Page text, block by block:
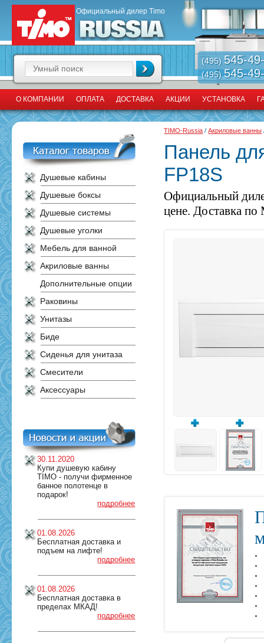
Официальный дилер Timo
(495) 545-
(495)545-
О КОМПАНИИ ОПЛАТА ДОСТАВКА АКЦИИ УСТАНОВКА
Душевые кабины
Душевые боксы
Душевые системы
Душевые уголки
Мебель для ванной
Акриловые ванны
Дополнительные опции
Раковины
Унитазы
Биде
Сиденья для унитаза
Смесители
Аксессуары
30.11.2020
Купи душевую кабину
TIMO - получи фирменное
банное полотенце в
подарок!
подробнее
01.08.2026
Бесплатная доставка и
подъем на лифте!
подробнее
01.08.2026
Бесплатная доставка в
пределах МКАД!
подробнее
TIMO-Russia /Акриловые ванны
Панель
FP18S
Официальный
цене. Доставка